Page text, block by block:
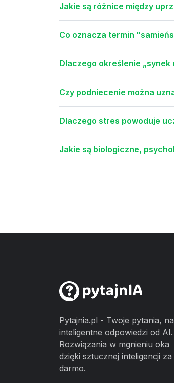
Jakie są różnice między
Co oznacza termin
Dlaczego określenie „synek
Czy podniecenie można
Dlaczego stres powoduje
Jakie są biologiczne,
Pytajnia.pl - Twoje pytania,
inteligentne odpowiedzi od AI.
Rozwiązania w mgnieniu oka
dzięki sztucznej inteligencji za
darmo.